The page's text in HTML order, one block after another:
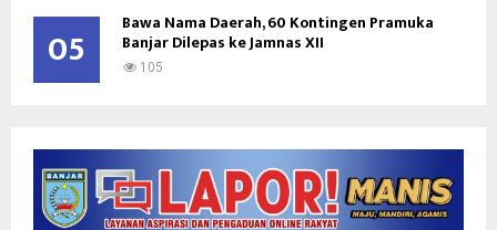
05 Bawa Nama Daerah, 60 Kontingen Pramuka
Banjar Dilepas ke Jamnas XII
105